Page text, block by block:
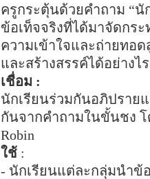
ครูกระตุ้นด้วยคำถาม “นั
ข้อเท็จจริงที่ได้มาจัดกร
ความเข้าใจและถ่ายทอ
และสร้างสรรค์ได้อย่างไร
เชื่อม :
นักเรียนร่วมกันอภิปราย
กันจากคำถามในขั้นชง
Robin
ใช้ :
- นักเรียนแต่ละกลุ่มนำข้